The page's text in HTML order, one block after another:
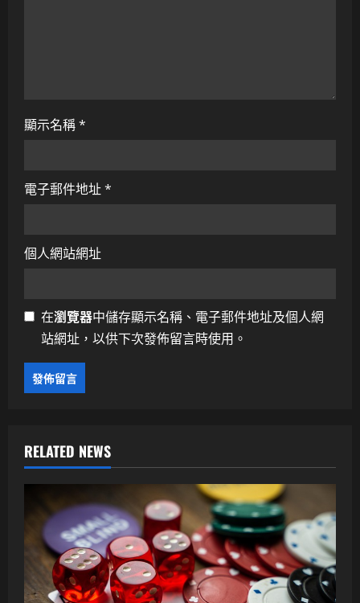
顯示名稱*
電子郵件地址*
個人網站網址
在瀏覽器中儲存顯示名稱、電子郵件地址及個人網
站網址，以供下次發佈留言時使用。
RELATED NEWS